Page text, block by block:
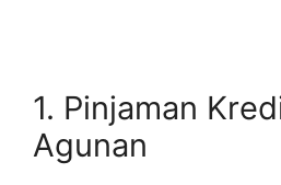
1. Pinjaman
Agunan